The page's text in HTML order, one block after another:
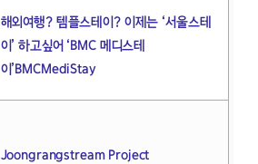
해외여행? 템플스테이? 이제는 ‘서울스테
이’ 하고싶어 ‘BMC 메디스테
이’BMCMediStay
Joongrangstream Project